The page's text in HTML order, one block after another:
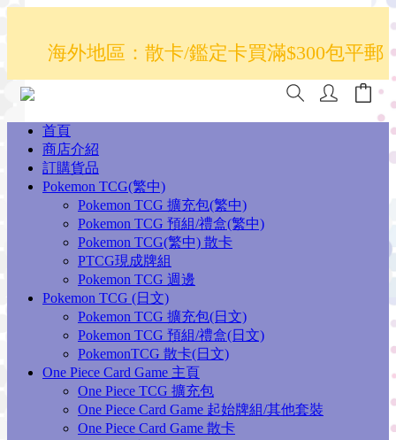
散卡買滿$100包平郵，全部產品買滿$800
順豐(香港境內)
海外地區：散卡/鑑定卡買滿$300包平郵
澳門/台灣/新加坡/馬來西亞/韓國可選擇以
散卡買滿$100包平郵，全部產品買滿$800
順豐(香港境內)
首頁
商店介紹
訂購貨品
Pokemon TCG(繁中)
Pokemon TCG 擴充包(繁中)
Pokemon TCG 預組/禮盒(繁中)
Pokemon TCG(繁中) 散卡
PTCG現成牌組
Pokemon TCG 週邊
Pokemon TCG (日文)
Pokemon TCG 擴充包(日文)
Pokemon TCG 預組/禮盒(日文)
PokemonTCG 散卡(日文)
One Piece Card Game 主頁
One Piece TCG 擴充包
One Piece Card Game 起始牌組/其他套裝
One Piece Card Game 散卡